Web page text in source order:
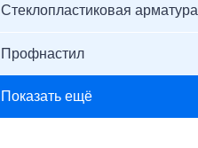
Стеклопластиковая арматура
Профнастил
Показать ещё